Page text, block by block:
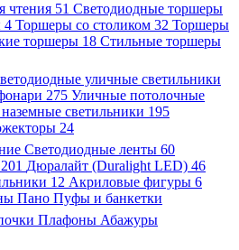
чтения 51 Светодиодные торшеры
4 Торшеры со столиком 32 Торшеры
торшеры 18 Стильные торшеры
уличные светильники
275 Уличные потолочные
светильники 195
24
Светодиодные ленты 60
201 Дюралайт (Duralight LED) 46
12 Акриловые фигуры 6
Пано Пуфы и банкетки
Плафоны Абажуры